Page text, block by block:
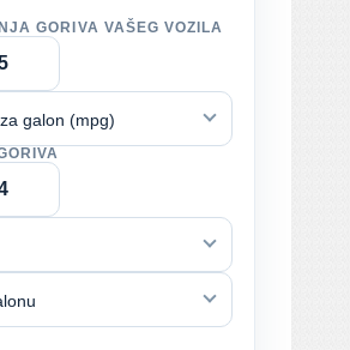
GORIVA VAŠEG VOZILA
galon (mpg)